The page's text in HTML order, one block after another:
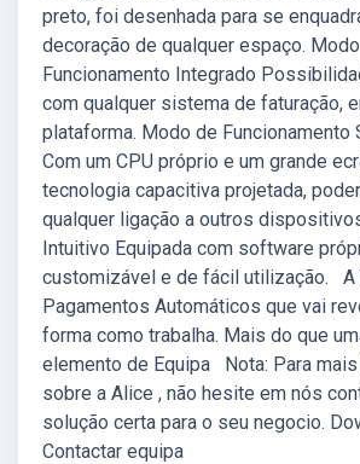
preto, foi desenhada para se
decoração de qualquer espaço.
Funcionamento Integrado
com qualquer sistema de faturação,
plataforma. Modo de Funcionamento
Com um CPU próprio e um grande
tecnologia capacitiva projetada,
qualquer ligação a outros
Intuitivo Equipada com software
customizável e de fácil utilização. A
Pagamentos Automáticos que vai
forma como trabalha. Mais do que
elemento de Equipa Nota: Para
sobre a Alice , não hesite em nós
solução certa para o seu negocio.
Contactar equipa